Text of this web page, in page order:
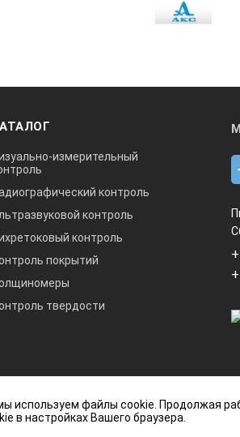
и специализированной –
лёгкость навигации по всем режимам
продуманной интуитивной
– они изменяют свой облик в
измерительный
контроль
контроль
контроль
покрытий
твердости
исключительно
используем файлы cookie. Продолжая
в настройках Вашего браузера.